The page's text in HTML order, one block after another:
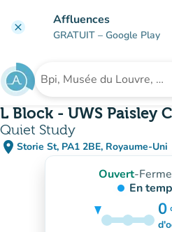
clear Affluences
GRATUIT – Google Play
Rechercher un
L Block - UWS Paisley
Quiet Study
place Storie St, PA1 2BE, Royaume-Uni
(ouvrir dans Google
(nouvel onglet)
Ouvert-
En
0